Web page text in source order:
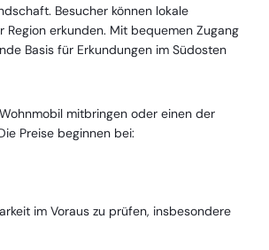
Besucher können lokale
erkunden. Mit bequemen Zugang
Basis für Erkundungen im Südosten
mitbringen oder einen der
Preise beginnen bei:
im Voraus zu prüfen, insbesondere